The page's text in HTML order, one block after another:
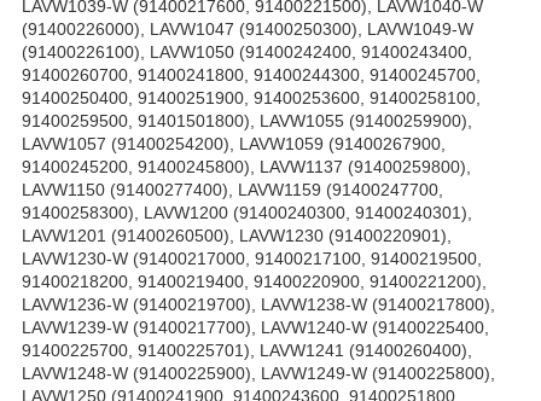
LAVW1039-W (91400217600, 91400221500), LAVW1040-W
(91400226000), LAVW1047 (91400250300), LAVW1049-W
(91400226100), LAVW1050 (91400242400, 91400243400,
91400260700, 91400241800, 91400244300, 91400245700,
91400250400, 91400251900, 91400253600, 91400258100,
91400259500, 91401501800), LAVW1055 (91400259900),
LAVW1057 (91400254200), LAVW1059 (91400267900,
91400245200, 91400245800), LAVW1137 (91400259800),
LAVW1150 (91400277400), LAVW1159 (91400247700,
91400258300), LAVW1200 (91400240300, 91400240301),
LAVW1201 (91400260500), LAVW1230 (91400220901),
LAVW1230-W (91400217000, 91400217100, 91400219500,
91400218200, 91400219400, 91400220900, 91400221200),
LAVW1236-W (91400219700), LAVW1238-W (91400217800),
LAVW1239-W (91400217700), LAVW1240-W (91400225400,
91400225700, 91400225701), LAVW1241 (91400260400),
LAVW1248-W (91400225900), LAVW1249-W (91400225800),
LAVW1250 (91400241900, 91400243600, 91400251800,